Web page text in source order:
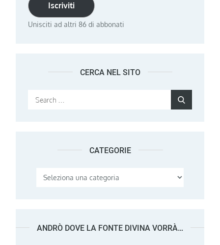
Iscriviti
Unisciti ad altri 86 di abbonati
CERCA NEL SITO
Search
CATEGORIE
Categorie
ANDRÒ DOVE LA FONTE DIVINA VORRÀ…